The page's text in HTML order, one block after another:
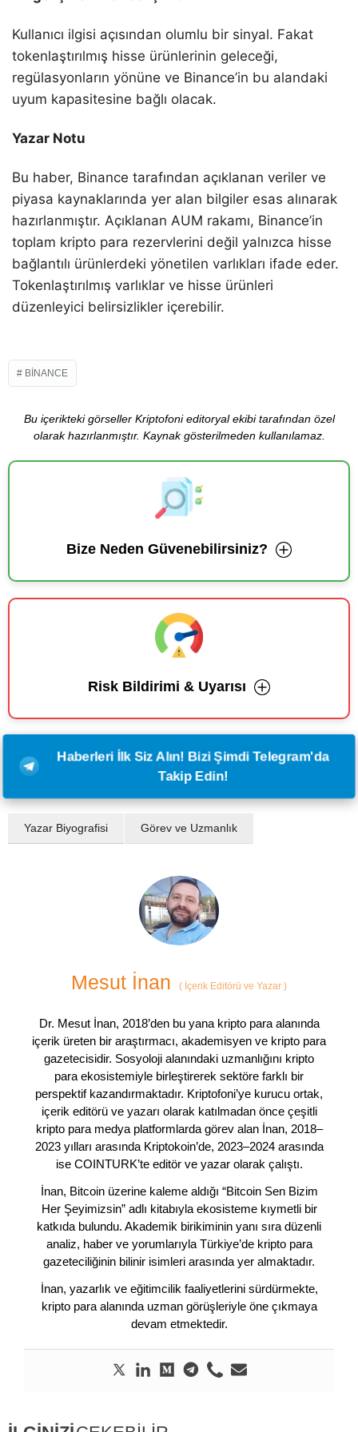
Kullanıcı ilgisi açısından olumlu bir sinyal. Fakat
tokenlaştırılmış hisse ürünlerinin geleceği,
regülasyonların yönüne ve Binance’in bu alandaki
uyum kapasitesine bağlı olacak.
Yazar Notu
Bu haber, Binance tarafından açıklanan veriler ve
piyasa kaynaklarında yer alan bilgiler esas alınarak
hazırlanmıştır. Açıklanan AUM rakamı, Binance’in
toplam kripto para rezervlerini değil yalnızca hisse
bağlantılı ürünlerdeki yönetilen varlıkları ifade eder.
Tokenlaştırılmış varlıklar ve hisse ürünleri
düzenleyici belirsizlikler içerebilir.
BINANCE
Bu içerikteki görseller Kriptofoni editoryal ekibi tarafından özel
olarak hazırlanmıştır. Kaynak gösterilmeden kullanılamaz.
Bize Neden Güvenebilirsiniz?
Risk Bildirimi & Uyarısı
Haberleri İlk Siz Alın! Bizi Şimdi Telegram'da
Takip Edin!
Yazar Biyografisi Görev ve Uzmanlık
Mesut İnan ( İçerik Editörü ve Yazar )
Dr. Mesut İnan, 2018’den bu yana kripto para alanında
içerik üreten bir araştırmacı, akademisyen ve kripto para
gazetecisidir. Sosyoloji alanındaki uzmanlığını kripto
para ekosistemiyle birleştirerek sektöre farklı bir
perspektif kazandırmaktadır. Kriptofoni’ye kurucu ortak,
içerik editörü ve yazarı olarak katılmadan önce çeşitli
kripto para medya platformlarda görev alan İnan, 2018–
2023 yılları arasında Kriptokoin’de, 2023–2024 arasında
ise COINTURK’te editör ve yazar olarak çalıştı.
İnan, Bitcoin üzerine kaleme aldığı “Bitcoin Sen Bizim
Her Şeyimizsin” adlı kitabıyla ekosisteme kıymetli bir
katkıda bulundu. Akademik birikiminin yanı sıra düzenli
analiz, haber ve yorumlarıyla Türkiye’de kripto para
gazeteciliğinin bilinir isimleri arasında yer almaktadır.
İnan, yazarlık ve eğitimcilik faaliyetlerini sürdürmekte,
kripto para alanında uzman görüşleriyle öne çıkmaya
devam etmektedir.